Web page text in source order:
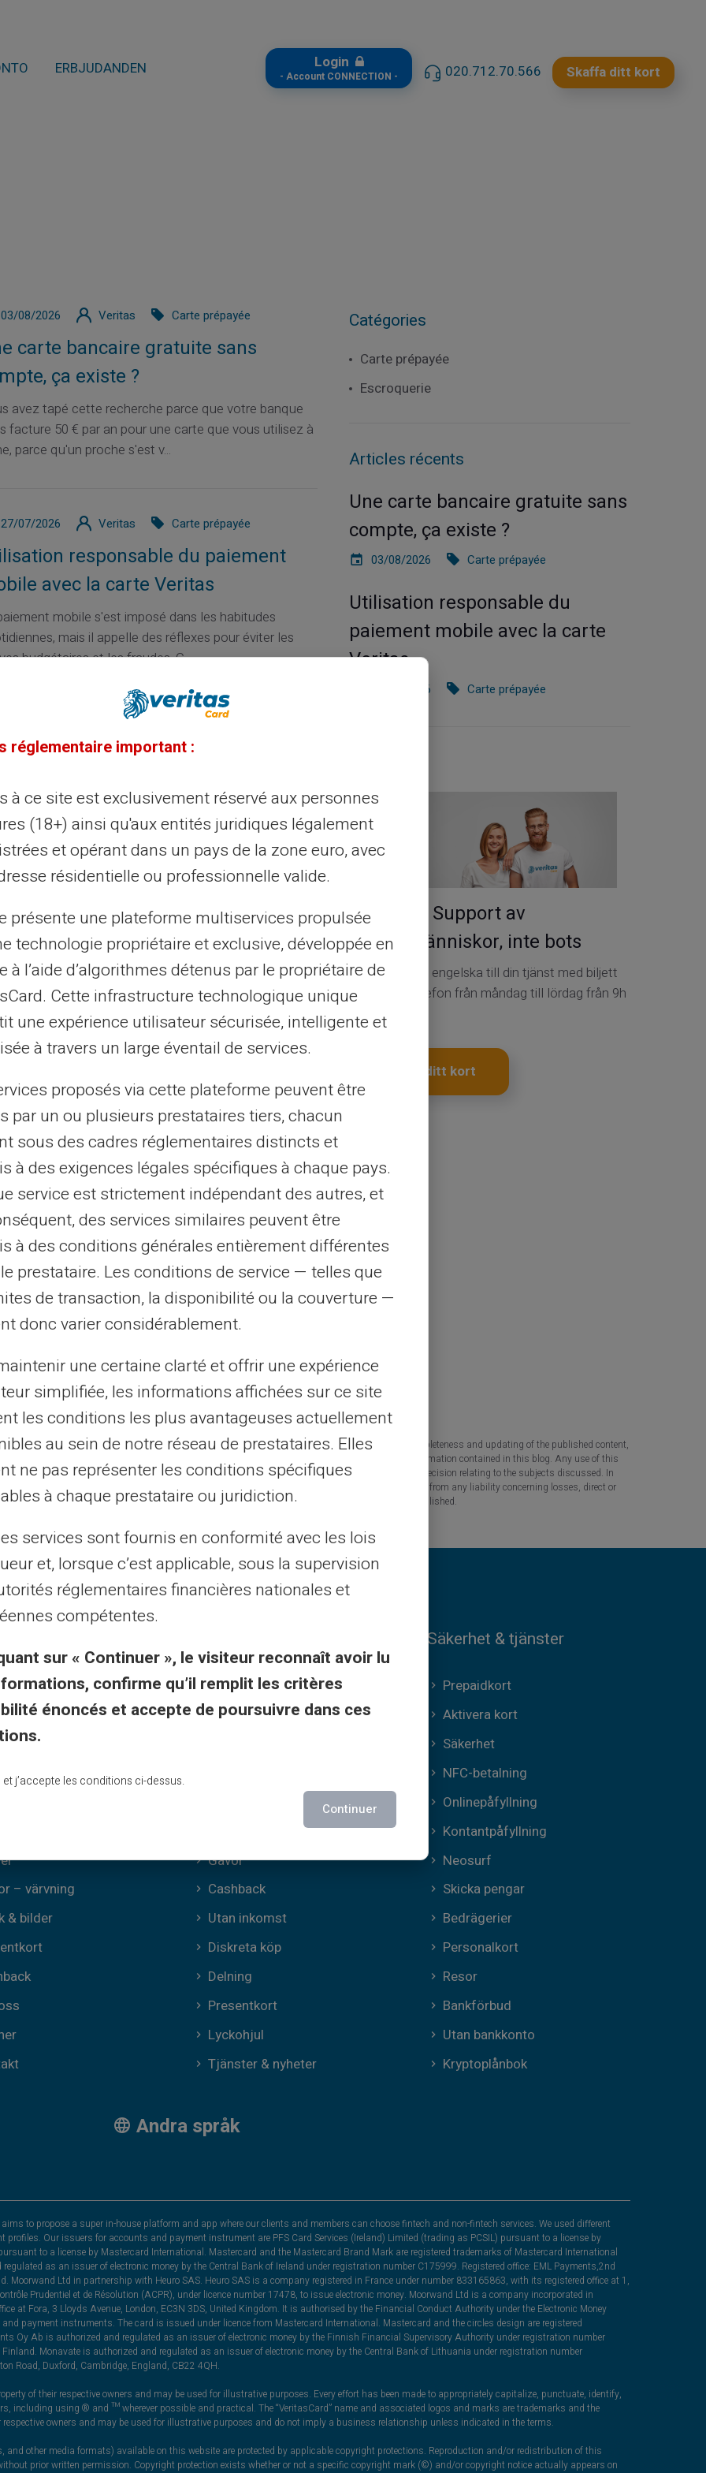
ERBJUDANDEN Login
- Account CONNECTION - 020.712.70.566 Skaffa ditt kort
03/08/2026 Veritas Carte prépayée
carte bancaire gratuite sans
ça existe ?
avez tapé cette recherche parce que votre banque
facture 50 € par an pour une carte que vous utilisez à
parce qu'un proche s'est v...
27/07/2026 Veritas Carte prépayée
responsable du paiement
avec la carte Veritas
mobile s'est imposé dans les habitudes
mais il appelle des réflexes pour éviter les
budgétaires et les fraudes. C...
Veritas assure la discrétion
vos transferts d'argent
propose un compte de paiement séparé du compte
principal, avec un IBAN nominatif dédié. Cette
permet un cloisonnement...
13/07/2026 Veritas Carte prépayée
mobile en déplacement :
ses paiements avec la carte
implique de jongler avec plusieurs moyens de
des devises variables et des frais parfois
La carte prépayée Veritas répond...
06/07/2026 Veritas Carte prépayée
Veritas et jeu en ligne agréé ANJ
son budget de joueur
en ligne légal en France répond à un cadre strict,
par l'Autorité Nationale des Jeux. Pour le joueur
structurer son b...
7 8 9 10 ... 31 32 ›
Catégories
Carte prépayée
Escroquerie
Articles récents
Une carte bancaire gratuite sans
compte, ça existe ?
03/08/2026 Carte prépayée
Utilisation responsable du
paiement mobile avec la carte
Veritas
27/07/2026 Carte prépayée
Service & Support av
riktiga människor, inte bots
Kundtjänst på engelska till din tjänst med biljett
24/24, per telefon från måndag till lördag från 9h
till 18.30
Skaffa ditt kort
only and has no contractual or legal value. Although we strive to ensure the accuracy, completeness and updating of the published content,
authors of the articles cannot be held responsible for decisions or actions taken based on the information contained in this blog. Any use of this
We encourage you to consult a qualified professional or an expert for any important question or decision relating to the subjects discussed. In
without notice. By visiting this blog, you agree that Carte Veritas and its partners are released from any liability concerning losses, direct or
of this site, whether they are linked to errors, omissions or the interpretation of the information published.
villkor
info
– värvning
& bilder
Varför VERITAS
IBAN & RIB
Specialerbjudanden
Print on demand
Gåvor
Cashback
Utan inkomst
Diskreta köp
Delning
Presentkort
Lyckohjul
Tjänster & nyheter
Säkerhet & tjänster
Prepaidkort
Aktivera kort
Säkerhet
NFC-betalning
Onlinepåfyllning
Kontantpåfyllning
Neosurf
Skicka pengar
Bedrägerier
Personalkort
Resor
Bankförbud
Utan bankkonto
Kryptoplånbok
Andra språk
to propose a super in-house platform and app where our clients and members can choose fintech and non-fintech services. We used different
Our issuers for accounts and payment instrument are PFS Card Services (Ireland) Limited (trading as PCSIL) pursuant to a license by
to a license by Mastercard International. Mastercard and the Mastercard Brand Mark are registered trademarks of Mastercard International
as an issuer of electronic money by the Central Bank of Ireland under registration number C175999. Registered office: EML Payments,2nd
Moorwand Ltd in partnership with Heuro SAS. Heuro SAS is a company registered in France under number 833165863, with its registered office at 1,
Prudentiel et de Résolution (ACPR), under licence number 17478, to issue electronic money. Moorwand Ltd is a company incorporated in
at Fora, 3 Lloyds Avenue, London, EC3N 3DS, United Kingdom. It is authorised by the Financial Conduct Authority under the Electronic Money
payment instruments. The card is issued under licence from Mastercard International. Mastercard and the circles design are registered
Oy Ab is authorized and regulated as an issuer of electronic money by the Finnish Financial Supervisory Authority under registration number
Monavate is authorized and regulated as an issuer of electronic money by the Central Bank of Lithuania under registration number
Road, Duxford, Cambridge, England, CB22 4QH.
of their respective owners and may be used for illustrative purposes. Every effort has been made to appropriately capitalize, punctuate, identify,
including using ® and ™ wherever possible and practical. The “VeritasCard” name and associated logos and marks are trademarks and the
owners and may be used for illustrative purposes and do not imply a business relationship unless indicated in the terms.
other media formats) available on this website are protected by applicable copyright protections. Reproduction and/or redistribution of this
prior written permission. Copyright protection exists whether or not a specific copyright mark (©) and/or copyright notice actually appears on
réglementaire important :
à ce site est exclusivement réservé aux personnes
(18+) ainsi qu'aux entités juridiques légalement
et opérant dans un pays de la zone euro, avec
résidentielle ou professionnelle valide.
présente une plateforme multiservices propulsée
technologie propriétaire et exclusive, développée en
à l’aide d’algorithmes détenus par le propriétaire de
Cette infrastructure technologique unique
une expérience utilisateur sécurisée, intelligente et
à travers un large éventail de services.
proposés via cette plateforme peuvent être
par un ou plusieurs prestataires tiers, chacun
sous des cadres réglementaires distincts et
à des exigences légales spécifiques à chaque pays.
service est strictement indépendant des autres, et
des services similaires peuvent être
à des conditions générales entièrement différentes
prestataire. Les conditions de service — telles que
de transaction, la disponibilité ou la couverture —
donc varier considérablement.
une certaine clarté et offrir une expérience
simplifiée, les informations affichées sur ce site
les conditions les plus avantageuses actuellement
au sein de notre réseau de prestataires. Elles
ne pas représenter les conditions spécifiques
à chaque prestataire ou juridiction.
services sont fournis en conformité avec les lois
et, lorsque c’est applicable, sous la supervision
réglementaires financières nationales et
compétentes.
sur « Continuer », le visiteur reconnaît avoir lu
confirme qu’il remplit les critères
énoncés et accepte de poursuivre dans ces
et j’accepte les conditions ci-dessus.
Continuer